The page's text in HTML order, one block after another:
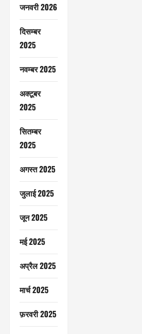
जनवरी 2026
दिसम्बर
2025
नवम्बर 2025
अक्टूबर
2025
सितम्बर
2025
अगस्त 2025
जुलाई 2025
जून 2025
मई 2025
अप्रैल 2025
मार्च 2025
फ़रवरी 2025